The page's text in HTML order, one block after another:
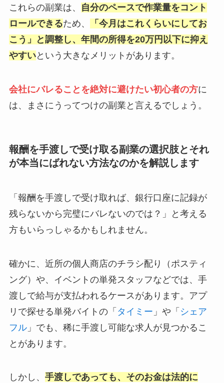
これらの副業は、
自分のペースで作業量をコント
ロールできるため、
「今月はこれくらいにしてお
こう」と調整し、年間の所得を20万円以下に抑え
やすいという大きなメリットがあります。
会社にバレることを絶対に避けたい初心者の方に
は、まさにうってつけの副業と言えるでしょう。
報酬を手渡しで受け取る副業の選択肢とそれ
が本当にばれない方法なのかを解説します
「報酬を手渡しで受け取れば、銀行口座に記録が
残らないから完璧にバレないのでは？」と考える
方もいらっしゃるかもしれません。
確かに、近所の個人商店のチラシ配り（ポスティ
ング）や、イベントの単発スタッフなどでは、手
渡しで給与が支払われるケースがあります。アプ
リで探せる単発バイトの「 タイミー 」や「 シェア
フル」でも、稀に手渡し可能な求人が見つかるこ
とがあります。
しかし、 手渡しであっても、そのお金は法的に